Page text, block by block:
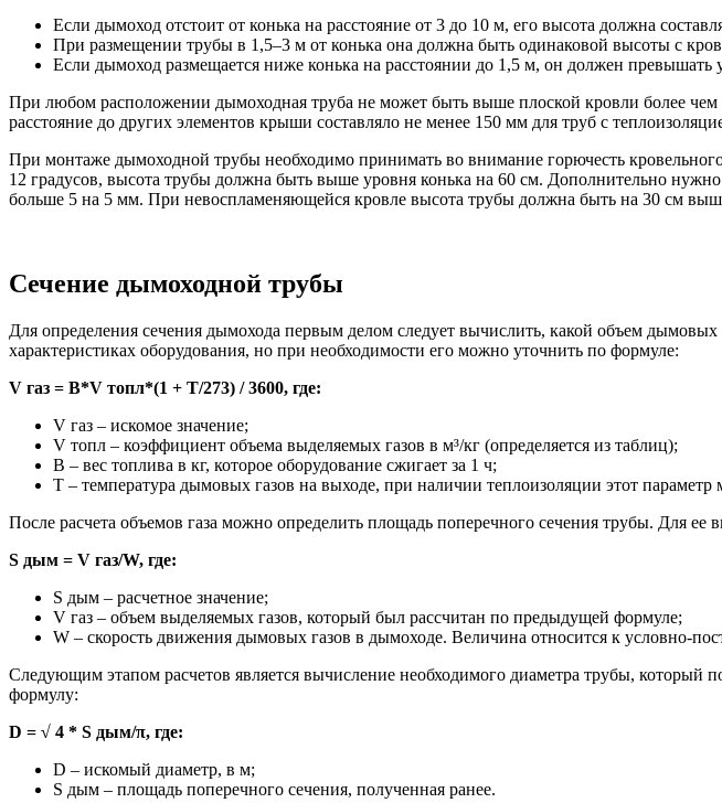
Если дымоход отстоит от конька на расстояние от 3 до 10 м, его высота должна
При размещении трубы в 1,5–3 м от конька она должна быть одинаковой высоты с
Если дымоход размещается ниже конька на расстоянии до 1,5 м, он должен
При любом расположении дымоходная труба не может быть выше плоской кровли более
расстояние до других элементов крыши составляло не менее 150 мм для труб с
При монтаже дымоходной трубы необходимо принимать во внимание горючесть
12 градусов, высота трубы должна быть выше уровня конька на 60 см. Дополнительно
больше 5 на 5 мм. При невоспламеняющейся кровле высота трубы должна быть на 30 см
Сечение дымоходной трубы
Для определения сечения дымохода первым делом следует вычислить, какой объем
характеристиках оборудования, но при необходимости его можно уточнить по формуле:
V газ = В*V топл*(1 + Т/273) / 3600, где:
V газ – искомое значение;
V топл – коэффициент объема выделяемых газов в м³/кг (определяется из таблиц);
В – вес топлива в кг, которое оборудование сжигает за 1 ч;
Т – температура дымовых газов на выходе, при наличии теплоизоляции этот параметр
После расчета объемов газа можно определить площадь поперечного сечения трубы. Для
S дым = V газ/W, где:
S дым – расчетное значение;
V газ – объем выделяемых газов, который был рассчитан по предыдущей формуле;
W – скорость движения дымовых газов в дымоходе. Величина относится к условно-
Следующим этапом расчетов является вычисление необходимого диаметра трубы, который
формулу:
D = √ 4 * S дым/π, где:
D – искомый диаметр, в м;
S дым – площадь поперечного сечения, полученная ранее.